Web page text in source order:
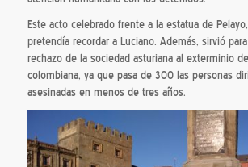
Este acto celebrado frente a la estatua de
pretendía recordar a Luciano. Además, sirvió
rechazo de la sociedad asturiana al exterminio
colombiana, ya que pasa de 300 las personas
asesinadas en menos de tres años.